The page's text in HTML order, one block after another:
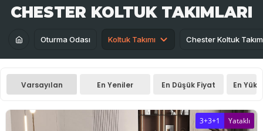
CHESTER KOLTUK TAKIMLARI
Oturma Odası Koltuk Takımı Chester Koltuk
Varsayılan En Yeniler En Düşük Fiyat En
3+3+1 Yataklı